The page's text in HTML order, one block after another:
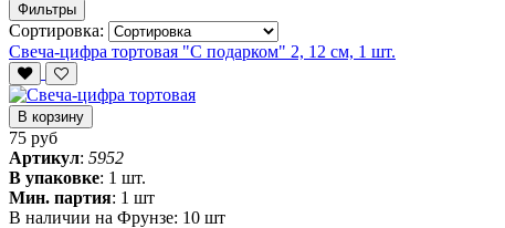
Фильтры
Сортировка:
Свеча-цифра тортовая "С подарком" 2, 12 см, 1 шт.
В корзину
75 руб
Артикул: 5952
В упаковке: 1 шт.
Мин. партия: 1 шт
В наличии на Фрунзе: 10 шт